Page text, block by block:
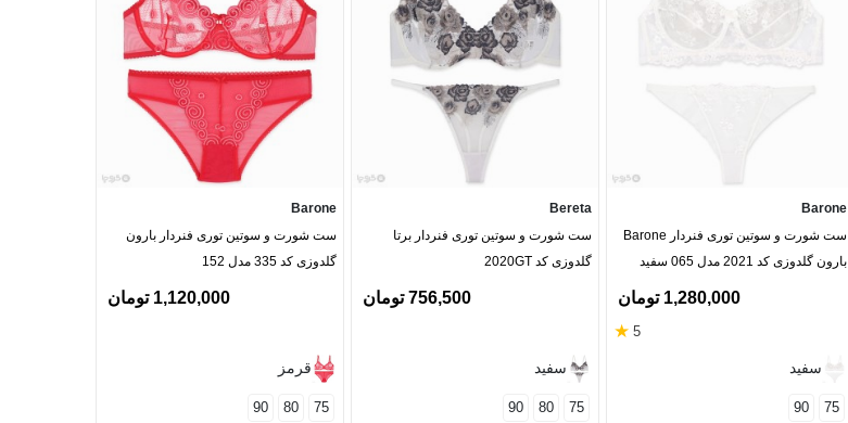
Barone
ست شورت و سوتین توری فنردار Barone
بارون گلدوزی کد 2021 مدل 065 سفید
1,280,000 تومان
5
★
سفید
75
90
Bereta
ست شورت و سوتین توری فنردار برتا
گلدوزی کد 2020GT
756,500 تومان
سفید
75
80
90
Barone
ست شورت و سوتین توری فنردار بارون
گلدوزی کد 335 مدل 152
1,120,000 تومان
قرمز
75
80
90